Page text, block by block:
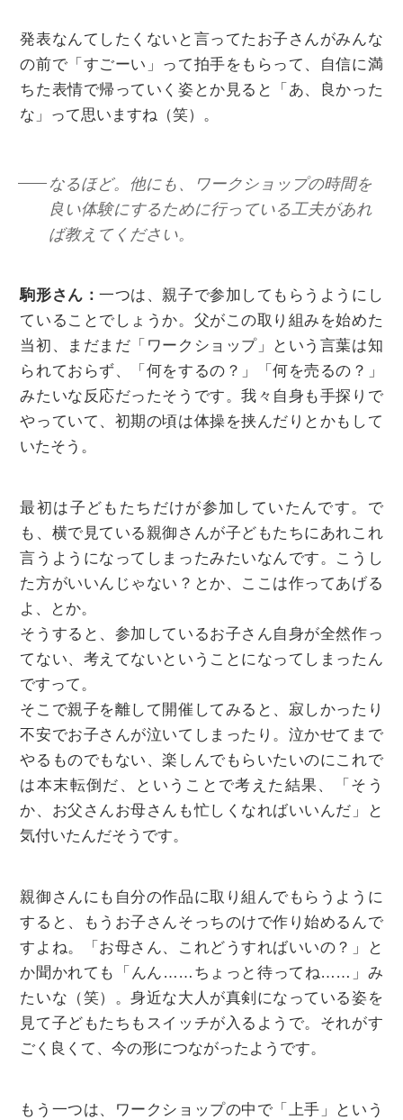
発表なんてしたくないと言ってたお子さんがみんな
の前で「すごーい」って拍手をもらって、自信に満
ちた表情で帰っていく姿とか見ると「あ、良かった
な」って思いますね（笑）。
なるほど。他にも、ワークショップの時間を
良い体験にするために行っている工夫があれ
ば教えてください。
駒形さん：一つは、親子で参加してもらうようにし
ていることでしょうか。父がこの取り組みを始めた
当初、まだまだ「ワークショップ」という言葉は知
られておらず、「何をするの？」「何を売るの？」
みたいな反応だったそうです。我々自身も手探りで
やっていて、初期の頃は体操を挟んだりとかもして
いたそう。
最初は子どもたちだけが参加していたんです。で
も、横で見ている親御さんが子どもたちにあれこれ
言うようになってしまったみたいなんです。こうし
た方がいいんじゃない？とか、ここは作ってあげる
よ、とか。
そうすると、参加しているお子さん自身が全然作っ
てない、考えてないということになってしまったん
ですって。
そこで親子を離して開催してみると、寂しかったり
不安でお子さんが泣いてしまったり。泣かせてまで
やるものでもない、楽しんでもらいたいのにこれで
は本末転倒だ、ということで考えた結果、「そう
か、お父さんお母さんも忙しくなればいいんだ」と
気付いたんだそうです。
親御さんにも自分の作品に取り組んでもらうように
すると、もうお子さんそっちのけで作り始めるんで
すよね。「お母さん、これどうすればいいの？」と
か聞かれても「んん……ちょっと待ってね……」み
たいな（笑）。身近な大人が真剣になっている姿を
見て子どもたちもスイッチが入るようで。それがす
ごく良くて、今の形につながったようです。
もう一つは、ワークショップの中で「上手」という